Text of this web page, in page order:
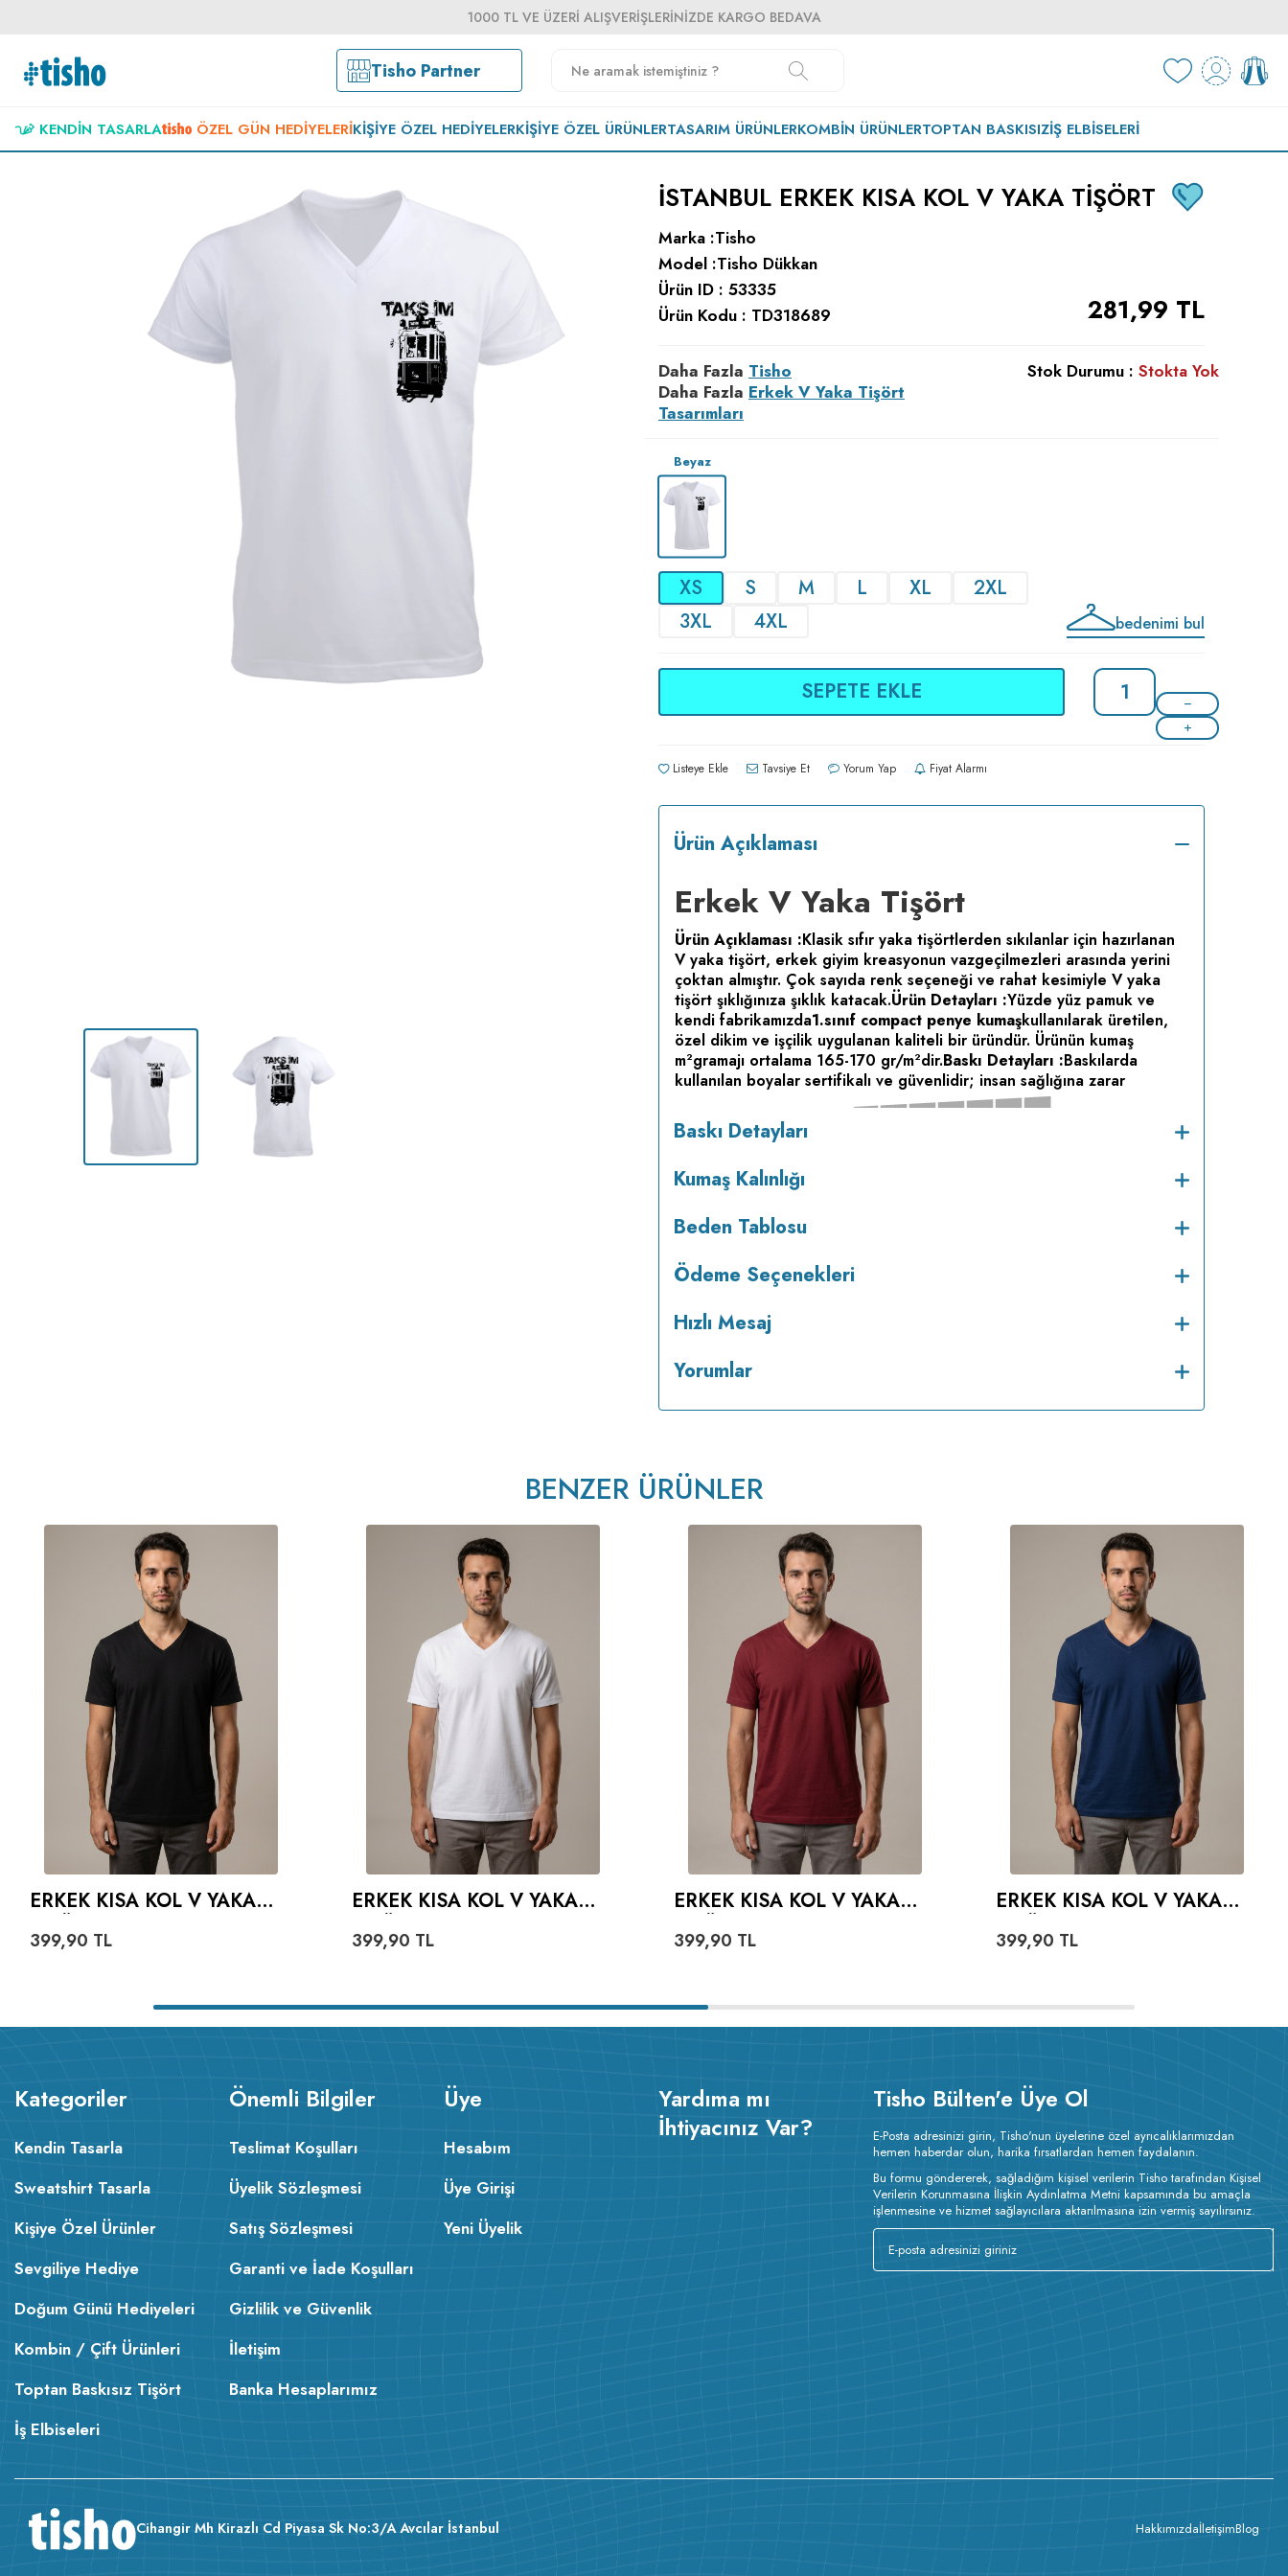
1000 TL VE ÜZERI ALIŞVERIŞLERINIZDE KARGO BEDAVA
Tisho Partner
KENDIN TASARLA ÖZEL GÜN HEDIYELERIKIŞIYE ÖZEL HEDIYELERKIŞIYE ÖZEL ÜRÜNLERTASARIM ÜRÜNLERKOMBIN ÜRÜNLERTOPTAN BASKISIZİŞ ELBISELERI
ISTANBUL ERKEK KISA KOL V YAKA TIŞÖRT
Marka :Tisho
Model :Tisho Dükkan
Ürün ID : 53335
Ürün Kodu : TD318689 281,99 TL
Daha Fazla Tisho
Daha Fazla Erkek V Yaka Tişört
Tasarımları
Stok Durumu : Stokta Yok
Beyaz
XS S M L XL
2XL
3XL
4XL bedenimi bul
SEPETE EKLE
Listeye Ekle Tavsiye Et Yorum Yap Fiyat Alarmı
Ürün Açıklaması
Erkek V Yaka Tişört
Ürün Açıklaması :Klasik sıfır yaka tişörtlerden sıkılanlar için hazırlanan
V yaka tişört, erkek giyim kreasyonun vazgeçilmezleri arasında yerini
çoktan almıştır. Çok sayıda renk seçeneği ve rahat kesimiyle V yaka
tişört şıklığınıza şıklık katacak.Ürün Detayları :Yüzde yüz pamuk ve
kendi fabrikamızda1.sınıf compact penye kumaşkullanılarak üretilen,
özel dikim ve işçilik uygulanan kaliteli bir üründür. Ürünün kumaş
m2gramajı ortalama 165-170 gr/m2dir.Baskı Detayları :Baskılarda
kullanılan boyalar sertifikalı ve güvenlidir; insan sağlığına zarar
vermez.
Kumaş Kalınlığı :
programda maksimum 30
Kuru temizleme
v233.24
Baskı Detayları
Kumaş Kalınlığı
Beden Tablosu
Ödeme Seçenekleri
Hızlı Mesaj
Yorumlar
BENZER ÜRÜNLER
ERKEK KISA KOL V YAKA
399,90 TL
ERKEK KISA KOL V YAKA
399,90 TL
ERKEK KISA KOL V YAKA
399,90 TL
ERKEK KISA KOL V YAKA
399,90 TL
Kategoriler
Kendin Tasarla
Sweatshirt Tasarla
Kişiye Özel Ürünler
Sevgiliye Hediye
Doğum Günü Hediyeleri
Kombin / Çift Ürünleri
Toptan Baskısız Tişört
İş Elbiseleri
Önemli Bilgiler
Teslimat Koşulları
Üyelik Sözleşmesi
Satış Sözleşmesi
Garanti ve İade Koşulları
Gizlilik ve Güvenlik
İletişim
Banka Hesaplarımız
Üye
Hesabım
Üye Girişi
Yeni Üyelik
Yardıma mı
İhtiyacınız Var?
Tisho Bülten'e Üye Ol
E-Posta adresinizi girin, Tisho'nun üyelerine özel ayrıcalıklarımızdan
hemen haberdar olun, harika fırsatlardan hemen faydalanın.
Bu formu göndererek, sağladığım kişisel verilerin Tisho tarafından Kişisel
Verilerin Korunmasına İlişkin Aydınlatma Metni kapsamında bu amaçla
işlenmesine ve hizmet sağlayıcılara aktarılmasına izin vermiş sayılırsınız.
Cihangir Mh Kirazlı Cd Piyasa Sk No:3/A Avcılar İstanbul HakkımızdaİletişimBlog